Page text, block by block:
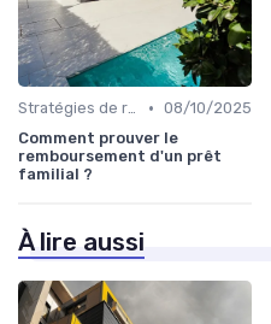
Stratégies de remboursement • 08/10/2025
Comment prouver le
remboursement d'un prêt
familial ?
À lire aussi